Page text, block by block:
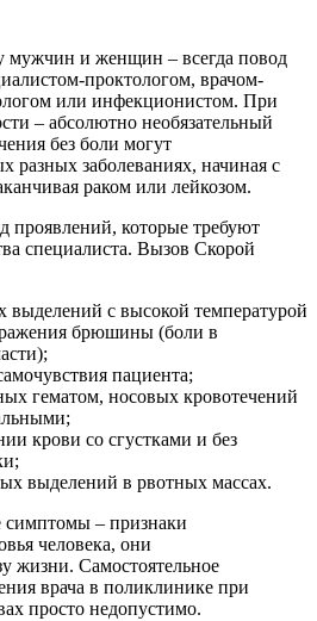
мужчин и женщин – всегда повод
проктологом, врачом-
или инфекционистом. При
– абсолютно необязательный
без боли могут
разных заболеваниях, начиная с
раком или лейкозом.
проявлений, которые требуют
специалиста. Вызов Скорой
выделений с высокой температурой
брюшины (боли в
пациента;
гематом, носовых кровотечений
крови со сгустками и без
выделений в рвотных массах.
симптомы – признаки
человека, они
жизни. Самостоятельное
врача в поликлинике при
просто недопустимо.